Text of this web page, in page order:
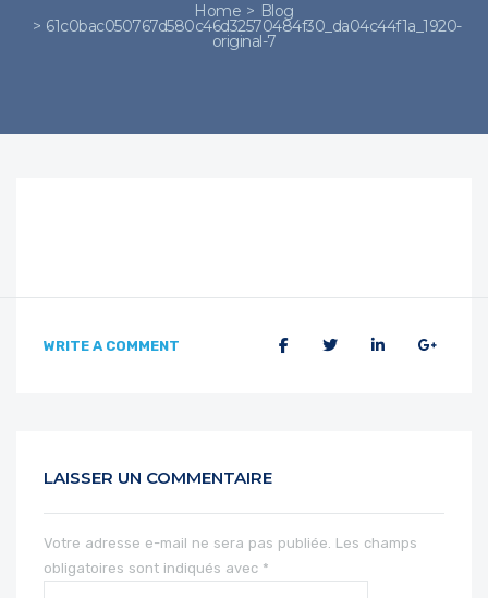
Home Blog
61c0bac050767d580c46d32570484f30_da04c44f1a_1920-
original-7
WRITE A COMMENT
LAISSER UN COMMENTAIRE
Votre adresse e-mail ne sera pas publiée. Les champs
obligatoires sont indiqués avec *